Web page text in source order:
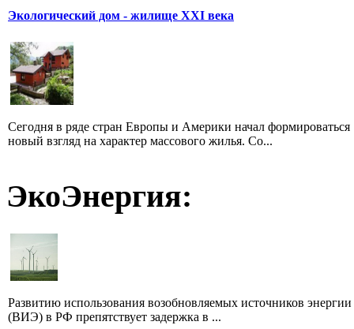
Экологический дом - жилище XXI века
Сегодня в ряде стран Европы и Америки начал формироваться
новый взгляд на характер массового жилья. Со...
ЭкоЭнергия:
Развитию использования возобновляемых источников энергии
(ВИЭ) в РФ препятствует задержка в ...